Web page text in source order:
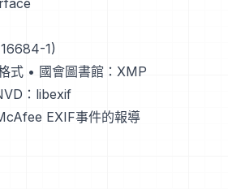
1)
式 • 國會圖書館：XMP
：libexif
EXIF事件的報導